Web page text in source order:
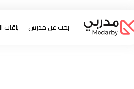
بحث عن مدرس باقات